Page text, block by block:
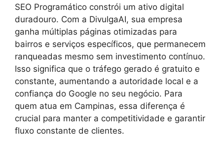
SEO Programático constrói um ativo digital
duradouro. Com a DivulgaAI, sua empresa
ganha múltiplas páginas otimizadas para
bairros e serviços específicos, que permanecem
ranqueadas mesmo sem investimento contínuo.
Isso significa que o tráfego gerado é gratuito e
constante, aumentando a autoridade local e a
confiança do Google no seu negócio. Para
quem atua em Campinas, essa diferença é
crucial para manter a competitividade e garantir
fluxo constante de clientes.